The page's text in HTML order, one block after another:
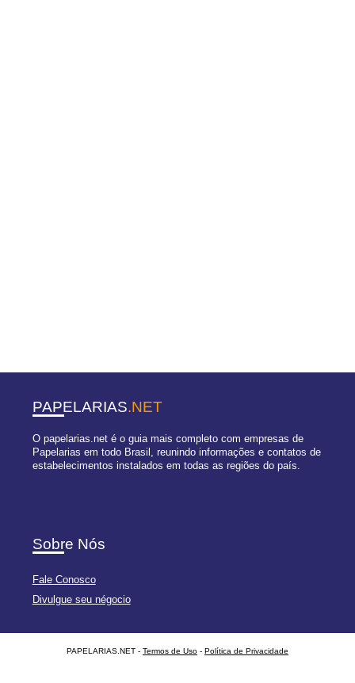
PAPELARIAS.NET
O papelarias.net é o guia mais completo com empresas de
Papelarias em todo Brasil, reunindo informações e contatos de
estabelecimentos instalados em todas as regiões do país.
Sobre Nós
Fale Conosco
Divulgue seu négocio
PAPELARIAS.NET - Termos de Uso - Política de Privacidade